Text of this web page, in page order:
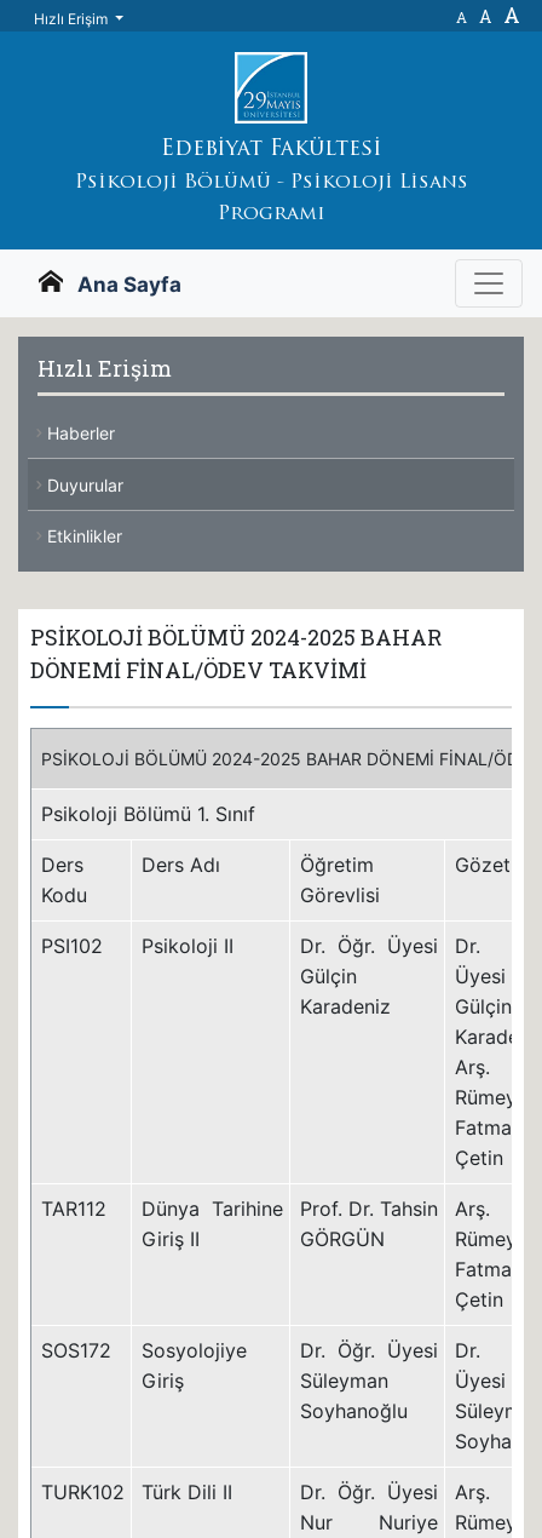
Hızlı Erişim A A A
Edebiyat Fakültesi
Psikoloji Bölümü - Psikoloji Lisans
Programı
Ana Sayfa
Hızlı Erişim
Haberler
Duyurular
Etkinlikler
PSİKOLOJİ BÖLÜMÜ 2024-2025 BAHAR
DÖNEMİ FİNAL/ÖDEV TAKVİMİ
PSİKOLOJİ BÖLÜMÜ 2024-2025 BAHAR DÖNEMİ FİNAL/
Psikoloji Bölümü 1. Sınıf
Ders
Kodu
Ders Adı
Öğretim
Görevlisi
PSI102 Psikoloji II
Dr. Öğr. Üyesi
Gülçin
Karadeniz
Dr.
Üyesi
Gülçin
Arş.
Rümeysa
Fatma
Çetin
TAR112
Dünya Tarihine
Giriş II
Prof. Dr. Tahsin
GÖRGÜN
Arş.
Rümeysa
Fatma
Çetin
SOS172
Sosyolojiye
Giriş
Dr. Öğr. Üyesi
Süleyman
Soyhanoğlu
Dr.
Üyesi
Süleyman
TURK102 Türk Dili II
Dr. Öğr. Üyesi
Nur Nuriye
Arş.
Rümeysa